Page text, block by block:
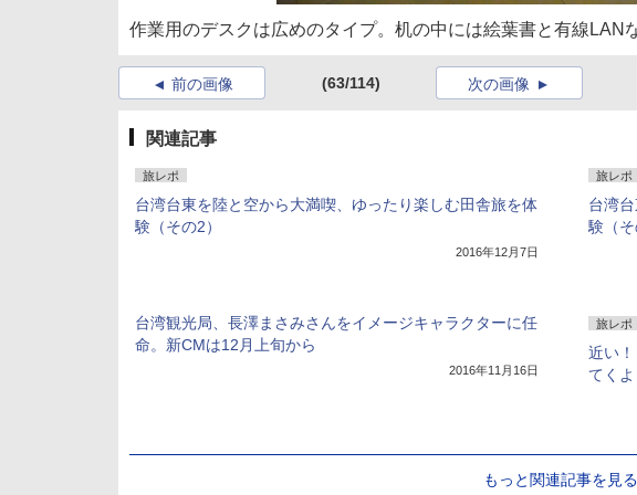
作業用のデスクは広めのタイプ。机の中には絵葉書と有線LAN
前の画像 (63/114) 次の画像
関連記事
旅レポ
台湾台東を陸と空から大満喫、ゆったり楽しむ田舎旅を体
験（その2）
2016年12月7日
旅レポ
台湾
験（そ
台湾観光局、長澤まさみさんをイメージキャラクターに任
命。新CMは12月上旬から
2016年11月16日
旅レポ
近い
てく
もっと関連記事を見る